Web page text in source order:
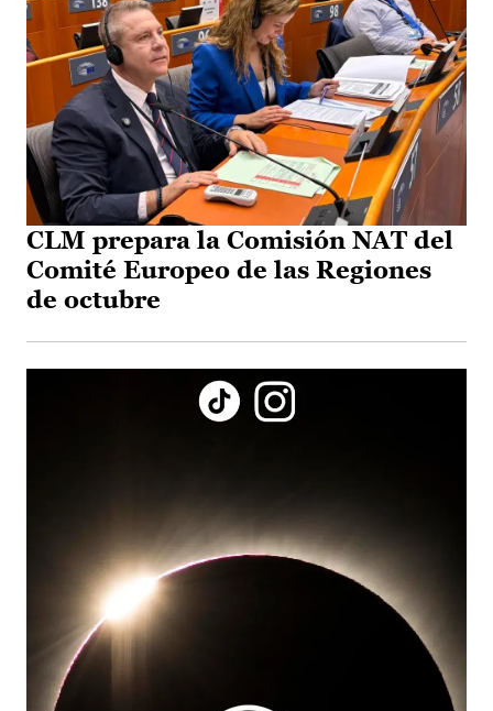
CLM prepara la Comisión NAT del
Comité Europeo de las Regiones
de octubre